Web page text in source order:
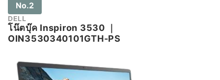
No.2
DELL
โน๊ตบุ๊ค Inspiron 3530
OIN3530340101GTH-PS